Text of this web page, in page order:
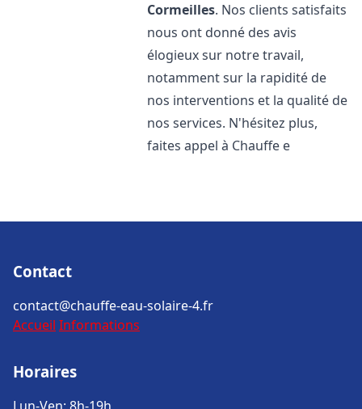
Cormeilles. Nos clients satisfaits
nous ont donné des avis
élogieux sur notre travail,
notamment sur la rapidité de
nos interventions et la qualité de
nos services. N'hésitez plus,
faites appel à Chauffe e
Contact
contact@chauffe-eau-solaire-4.fr
Accueil Informations
Horaires